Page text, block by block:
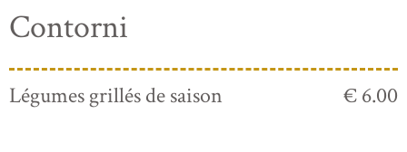
Contorni
Légumes grillés de saison € 6.00